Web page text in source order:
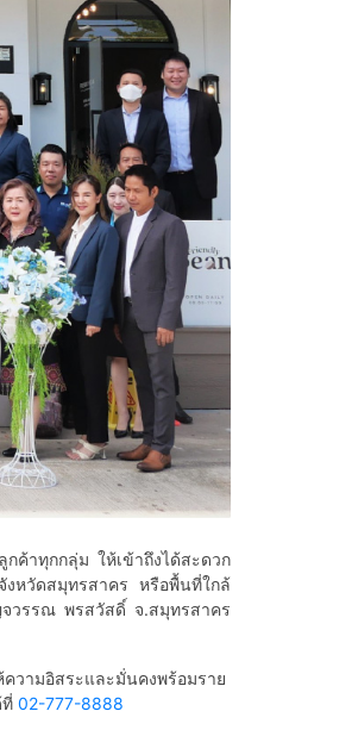
ทุกกลุ่ม ให้เข้าถึงได้สะดวก
งหวัดสมุทรสาคร หรือพื้นที่ใกล้
จวรรณ พรสวัสดิ์ จ.สมุทรสาคร
ามอิสระและมั่นคงพร้อมราย
02-777-8888